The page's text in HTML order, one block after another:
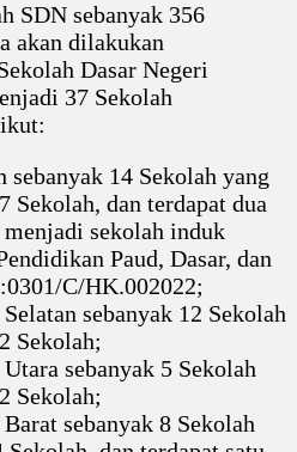
SDN sebanyak 356
akan dilakukan
Dasar Negeri
37 Sekolah
sebanyak 14 Sekolah yang
Sekolah, dan terdapat dua
sekolah induk
Paud, Dasar, dan
C/HK.002022;
sebanyak 12 Sekolah
Sekolah;
sebanyak 5 Sekolah
Sekolah;
sebanyak 8 Sekolah